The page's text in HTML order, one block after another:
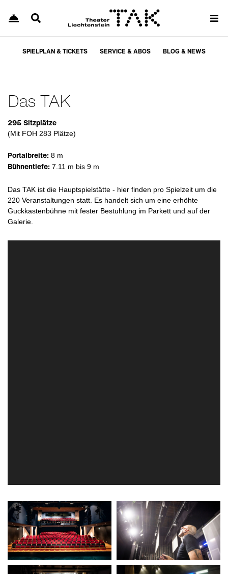
SPIELPLAN & TICKETS SERVICE & ABOS BLOG & NEWS
Das TAK
295 Sitzplätze
(Mit FOH 283 Plätze)
Portalbreite: 8 m
Bühnentiefe: 7.11 m bis 9 m
Das TAK ist die Hauptspielstätte - hier finden pro Spielzeit um die
220 Veranstaltungen statt. Es handelt sich um eine erhöhte
Guckkastenbühne mit fester Bestuhlung im Parkett und auf der
Galerie.